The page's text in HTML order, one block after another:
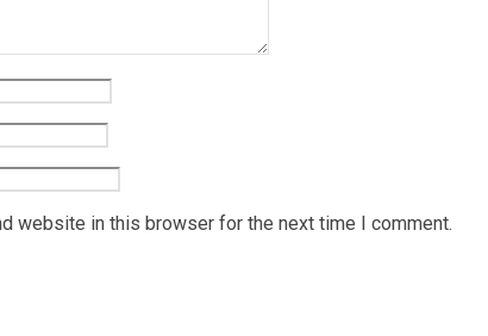
website in this browser for the next time I comment.